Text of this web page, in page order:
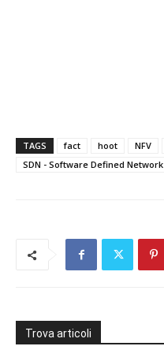
TAGS fact hoot NFV
SDN - Software Defined Network
Trova articoli